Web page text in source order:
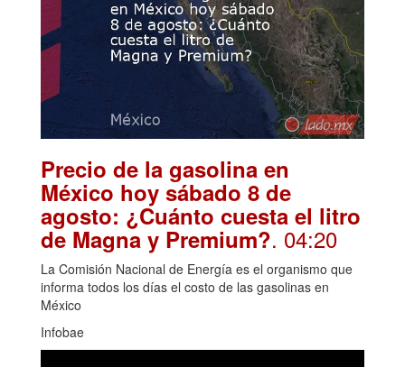
Precio de la gasolina en
México hoy sábado 8 de
agosto: ¿Cuánto cuesta el litro
de Magna y Premium?. 04:20
La Comisión Nacional de Energía es el organismo que
informa todos los días el costo de las gasolinas en
México
Infobae